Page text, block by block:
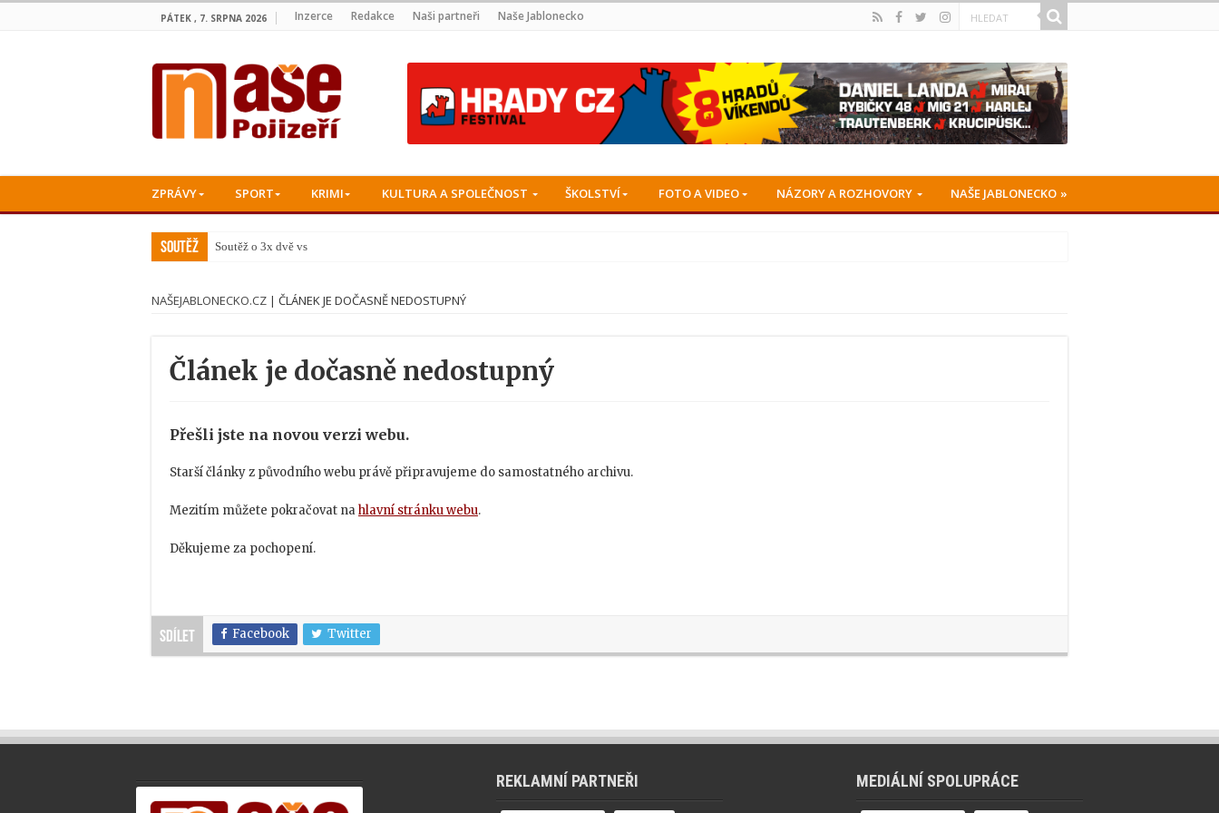
PÁTEK , 7. SRPNA 2026 Inzerce Redakce Naši partneři Naše Jablonecko
ZPRÁVY SPORT KRIMI KULTURA A SPOLEČNOST ŠKOLSTVÍ FOTO A VIDEO NÁZORY A ROZHOVORY NAŠE JABLONECKO
Soutěž Soutěž o 3x dvě vstupenky
NAŠEJABLONECKO.CZ | ČLÁNEK JE DOČASNĚ NEDOSTUPNÝ
Článek je dočasně nedostupný
Přešli jste na novou verzi webu.
Starší články z původního webu právě připravujeme do samostatného archivu.
Mezitím můžete pokračovat nahlavní stránku webu.
Děkujeme za pochopení.
Sdílet Facebook Twitter
REKLAMNÍ PARTNEŘI MEDIÁLNÍ SPOLUPRÁCE